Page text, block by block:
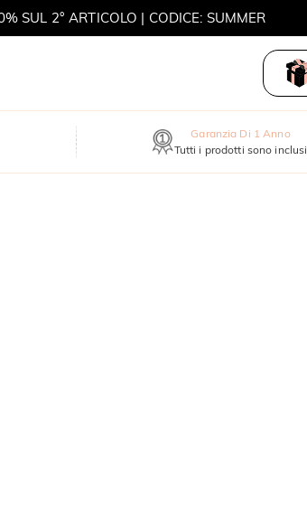
SUL 2° ARTICOLO | CODICE: SUMMER
Garanzia Di 1 Anno
Tutti i prodotti sono inclusi